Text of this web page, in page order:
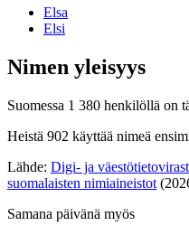
Elsa
Elsi
Nimen yleisyys
Suomessa 1 380 henkilöllä on
Heistä 902 käyttää nimeä
Lähde: Digi- ja
suomalaisten nimiaineistot
Samana päivänä myös